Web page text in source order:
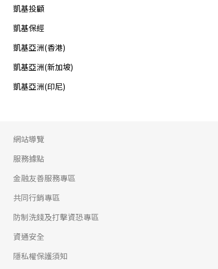
凱基投顧
凱基保經
凱基亞洲(香港)
凱基亞洲(新加坡)
凱基亞洲(印尼)
網站導覽
服務據點
金融友善服務專區
共同行銷專區
防制洗錢及打擊資恐專區
資通安全
隱私權保護須知